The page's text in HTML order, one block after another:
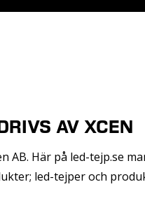
AV XCEN
AB. Här på led-tejp.se
led-tejper och